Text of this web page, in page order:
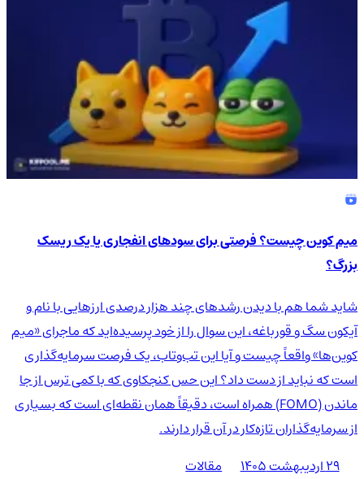
میم کوین چیست؟ فرصتی برای سودهای انفجاری یا یک ریسک
بزرگ؟
شاید شما هم با دیدن رشدهای چند هزار درصدی ارزهایی با نام و
آیکون سگ و قورباغه، این سوال را از خود پرسیده‌اید که ماجرای «میم
کوین‌ها» واقعاً چیست و آیا این تب‌وتاب، یک فرصت سرمایه‌گذاری
است که نباید از دست داد؟ این حس کنجکاوی که با کمی ترس از جا
ماندن (FOMO) همراه است، دقیقاً همان نقطه‌ای است که بسیاری
از سرمایه‌گذاران تازه‌کار در آن قرار دارند.
۲۹ اردیبهشت ۱۴۰۵
مقالات